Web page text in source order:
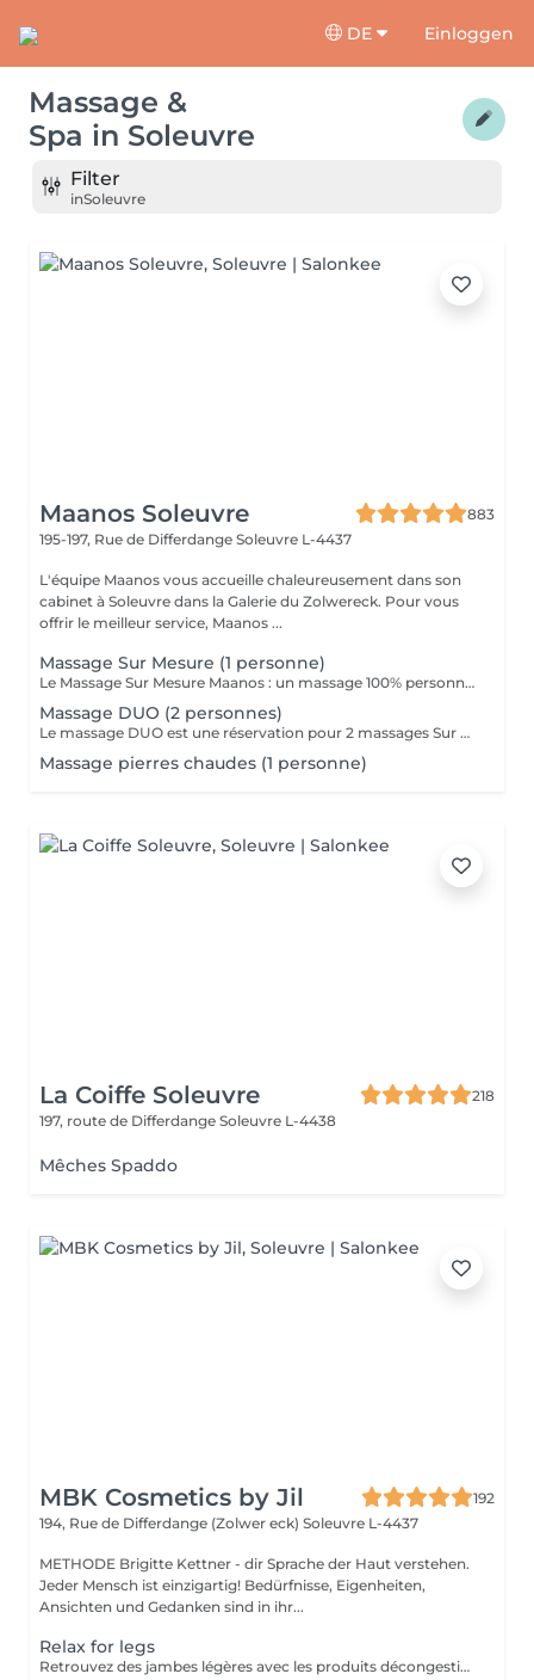
DE Einloggen
Massage &
Spa in Soleuvre
Filter
inSoleuvre
Maanos Soleuvre
883
195-197, Rue de Differdange Soleuvre L-4437
L'équipe Maanos vous accueille chaleureusement dans son
cabinet à Soleuvre dans la Galerie du Zolwereck. Pour vous
offrir le meilleur service, Maanos ...
Massage Sur Mesure (1 personne)
Le Massage Sur Mesure Maanos : un massage 100% personnalisé en fonction de vos besoins et de vos envies !
Massage DUO (2 personnes)
Le massage DUO est une réservation pour 2 massages Sur Mesure, en même temps dans la même cabine. Les 2 personnes pourront personnaliser leurs massages en fonction de leurs envies. Possibilité de demander 2 cabines séparées en arrivant sur place.
Massage pierres chaudes (1 personne)
La Coiffe Soleuvre
218
197, route de Differdange Soleuvre L-4438
Mêches Spaddo
MBK Cosmetics by Jil
192
194, Rue de Differdange (Zolwer eck) Soleuvre L-4437
METHODE Brigitte Kettner - dir Sprache der Haut verstehen.
Jeder Mensch ist einzigartig! Bedürfnisse, Eigenheiten,
Ansichten und Gedanken sind in ihr...
Relax for legs
Retrouvez des jambes légères avec les produits décongestionnants et rafraichissants